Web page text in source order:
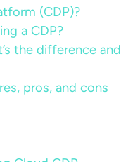
(CDP)?
a CDP?
the difference and
pros, and cons